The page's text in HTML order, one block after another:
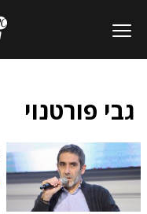
גבי פורטנוי